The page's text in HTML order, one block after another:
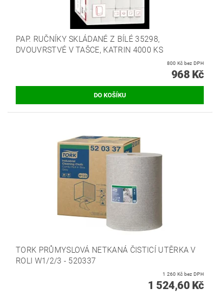
PAP. RUČNÍKY SKLÁDANÉ Z BÍLÉ 35298,
DVOUVRSTVÉ V TAŠCE, KATRIN 4000 KS
800 Kč bez DPH
968 Kč
TORK PRŮMYSLOVÁ NETKANÁ ČISTICÍ UTĚRKA V
ROLI W1/2/3 - 520337
1 260 Kč bez DPH
1 524,60 Kč